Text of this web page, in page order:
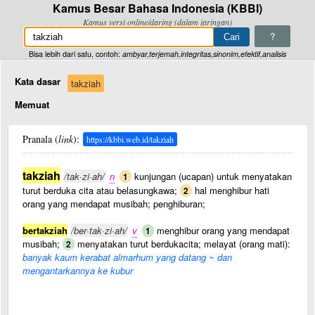
Kamus Besar Bahasa Indonesia (KBBI)
Kamus versi online/daring (dalam jaringan)
?
Bisa lebih dari satu, contoh: ambyar,terjemah,integritas,sinonim,efektif,analisis
Kata dasar
takziah
Memuat
Pranala (link): https://kbbi.web.id/takziah
takziah /tak·zi·ah/ n 1 kunjungan (ucapan) untuk menyatakan
turut berduka cita atau belasungkawa; 2 hal menghibur hati
orang yang mendapat musibah; penghiburan;
bertakziah /ber·tak·zi·ah/ v 1
menghibur orang yang mendapat
musibah; 2 menyatakan turut berdukacita; melayat (orang mati):
banyak kaum kerabat almarhum yang datang ~ dan
mengantarkannya ke kubur